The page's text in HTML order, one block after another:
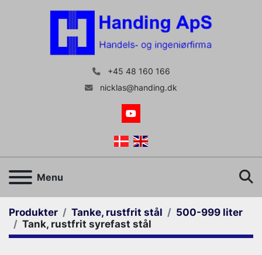
+45 48 160 166
nicklas@handing.dk
youtube
Menu
Produkter Tanke, rustfrit stål
500-999 liter
Tank, rustfrit syrefast stål